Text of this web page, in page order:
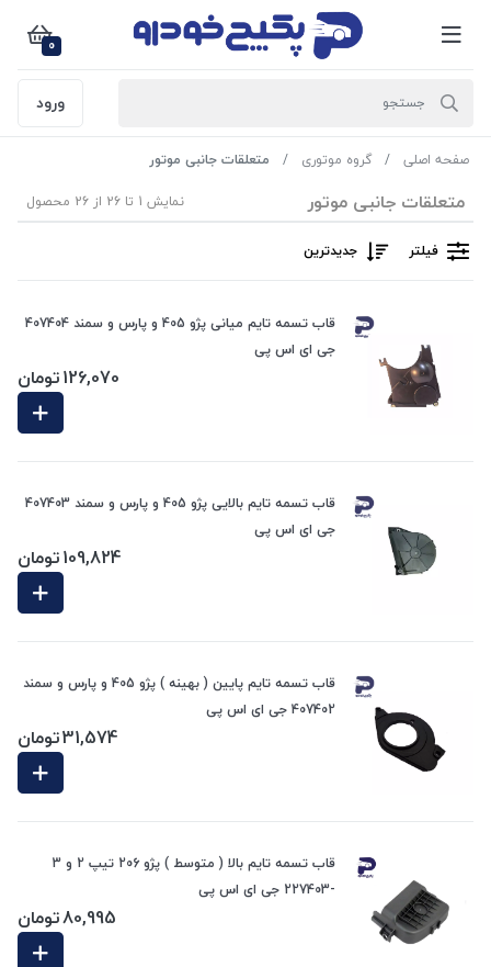
0
ورود
صفحه اصلی گروه موتوری متعلقات جانبی موتور
متعلقات جانبی موتور نمایش 1 تا 26 از 26 محصول
فیلتر جدیدترین
قاب تسمه تایم میانی پژو 405 و پارس و سمند 407404
جی ای اس پی
126,070تومان
قاب تسمه تایم بالایی پژو 405 و پارس و سمند 407403
جی ای اس پی
109,824تومان
قاب تسمه تایم پایین ( بهینه ) پژو 405 و پارس و سمند
407402 جی ای اس پی
31,574تومان
قاب تسمه تایم بالا ( متوسط ) پژو 206 تیپ 2 و 3
-227403 جی ای اس پی
80,995تومان